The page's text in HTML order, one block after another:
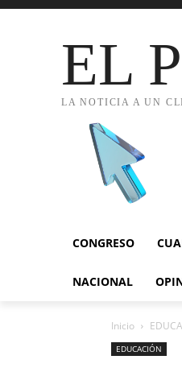
EL
LA NOTICIA A UN
CONGRESO
NACIONAL
Inicio
EDUCACIÓN